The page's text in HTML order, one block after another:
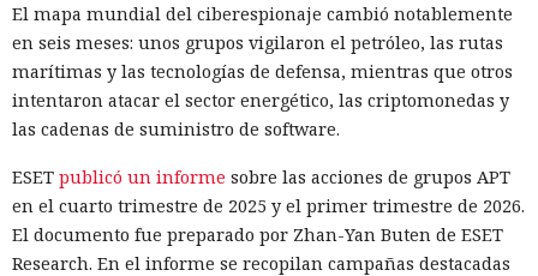
El mapa mundial del ciberespionaje cambió notablemente
en seis meses: unos grupos vigilaron el petróleo, las rutas
marítimas y las tecnologías de defensa, mientras que otros
intentaron atacar el sector energético, las criptomonedas y
las cadenas de suministro de software.
ESET publicó un informe sobre las acciones de grupos APT
en el cuarto trimestre de 2025 y el primer trimestre de 2026.
El documento fue preparado por Zhan-Yan Buten de ESET
Research. En el informe se recopilan campañas destacadas